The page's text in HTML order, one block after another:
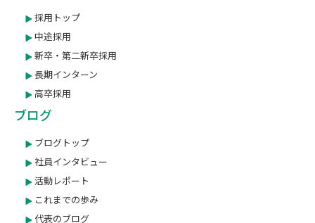
採用トップ
中途採用
新卒・第二新卒採用
長期インターン
高卒採用
ブログ
ブログトップ
社員インタビュー
活動レポート
これまでの歩み
代表のブログ